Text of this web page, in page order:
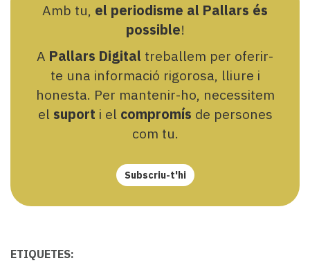
Amb tu, el periodisme al Pallars és
possible!
A Pallars Digital treballem per oferir-
te una informació rigorosa, lliure i
honesta. Per mantenir-ho, necessitem
el suport i el compromís de persones
com tu.
Subscriu-t'hi
ETIQUETES: